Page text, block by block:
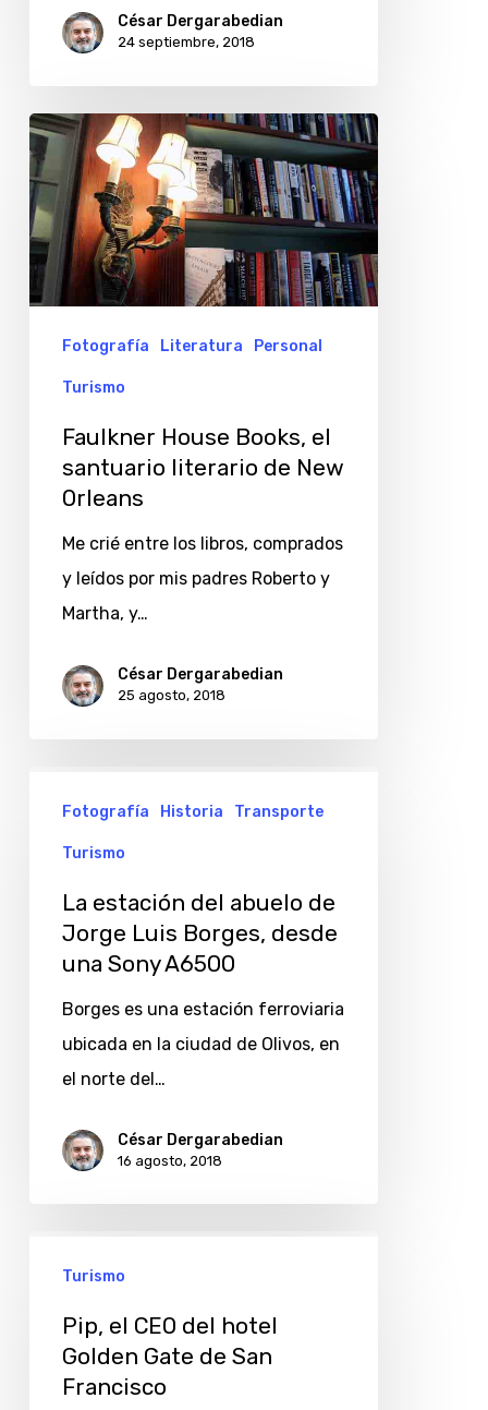
Recoleta César Dergarabedian
24 septiembre, 2018
Faulkner
House
Books,
el
santuario
literario
Fotografía Literatura Personal
Turismo
Faulkner House Books, el
santuario literario de New
Orleans
Me crié entre los libros, comprados
y leídos por mis padres Roberto y
Martha, y…
César Dergarabedian
25 agosto, 2018
estación
Jorge
Sony
A6500
Fotografía Historia Transporte
Turismo
La estación del abuelo de
Jorge Luis Borges, desde
una Sony A6500
Borges es una estación ferroviaria
ubicada en la ciudad de Olivos, en
el norte del…
César Dergarabedian
16 agosto, 2018
hotel
Turismo
Pip, el CEO del hotel
Golden Gate de San
Francisco